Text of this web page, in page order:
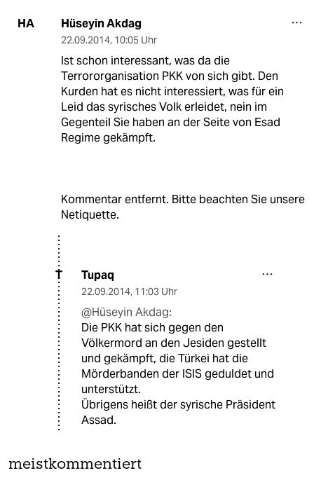
HA Hüseyin Akdag
22.09.2014, 10:05 Uhr
Ist schon interessant, was da die
Terrororganisation PKK von sich gibt. Den
Kurden hat es nicht interessiert, was für ein
Leid das syrisches Volk erleidet, nein im
Gegenteil Sie haben an der Seite von Esad
Regime gekämpft.
Kommentar entfernt. Bitte beachten Sie unsere
Netiquette.
T Tupaq
22.09.2014, 11:03 Uhr
@Hüseyin Akdag:
Die PKK hat sich gegen den
Völkermord an den Jesiden gestellt
und gekämpft, die Türkei hat die
Mörderbanden der ISIS geduldet und
unterstützt.
Übrigens heißt der syrische Präsident
Assad.
meistkommentiert